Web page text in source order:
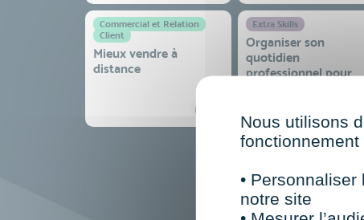
Commercial et Relation
Client
Mieux vendre à
distance
Extra Skills
Organiser son
quotidien
professionnel pour
Nous utilisons
•
notre site